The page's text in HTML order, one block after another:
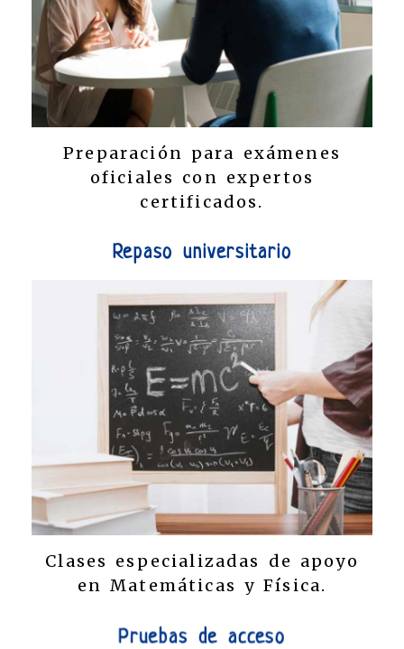
Preparación para exámenes
oficiales con expertos
certificados.
Repaso universitario
Clases especializadas de apoyo
en Matemáticas y Física.
Pruebas de acceso